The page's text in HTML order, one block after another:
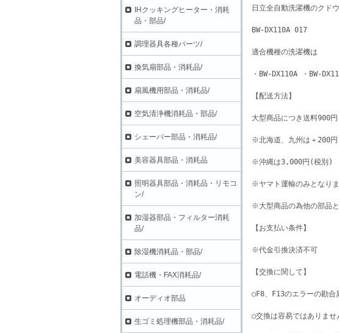
日立全自動洗濯機のクド
BW-DX110A 017
適合機種の洗濯機は
・BW-DX110A ・BW-
【配送方法】
大型商品につき送料900
※北海道、九州は＋200
※沖縄は3,000円(税別)
※ヤマト運輸のみとなりま
※大型商品の為他の部品
【お支払い条件】
※代金引換決済不可
【交換に関して】
○F8、F13のエラーの勘合
○交換は容易ではありませ
IHクッキングヒーター・消耗
品・部品/
調理器具各種パーツ/
換気扇部品・消耗品/
扇風機用部品・消耗品/
空気清浄機消耗品・部品/
シェーバー部品・消耗品/
美容器具部品・消耗品
照明器具部品・消耗品・リモコ
ン/
加湿器部品・フィルター消耗
品/
除湿機消耗品・部品/
電話機・FAX消耗品/
オーディオ部品
生ゴミ処理機部品・消耗品/